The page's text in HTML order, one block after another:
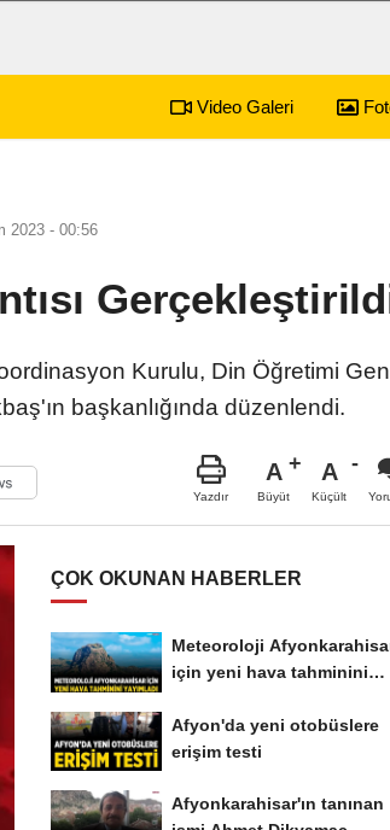
Video Galeri
2023 - 00:56
Kurulu, Din Öğretimi
başkanlığında düzenlendi.
Yazdır
A
Büyüt
A
Küçült
ÇOK OKUNAN HABERLER
Meteoroloji
için yeni hava tahminini
Afyon'da yeni otobüslere
erişim testi
Afyonkarahisar'ın tanınan